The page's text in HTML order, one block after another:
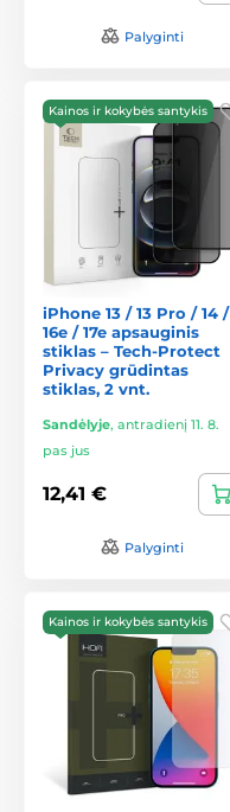
Palyginti
Kainos ir kokybės santykis
iPhone 13 / 13 Pro / 14 /
16e / 17e apsauginis
stiklas – Tech-Protect
Privacy grūdintas
stiklas, 2 vnt.
Sandėlyje, antradienį 11. 8.
pas jus
12,41 €
Palyginti
Kainos ir kokybės santykis